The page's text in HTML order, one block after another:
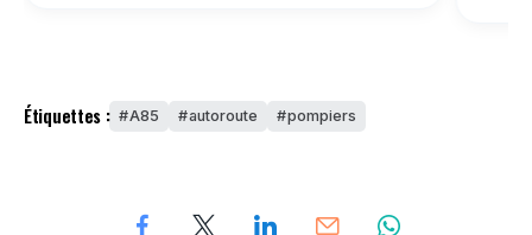
Étiquettes : A85 autoroute pompiers